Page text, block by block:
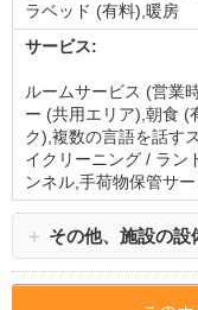
ラベッド (有料),暖房
サービス:
ルームサービス (営業
ー (共用エリア),朝食 (
ク),複数の言語を話す
イクリーニング / ラン
ンネル,手荷物保管サー
＋ その他、施設の設